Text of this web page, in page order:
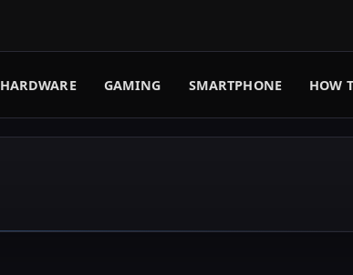
HARDWARE GAMING SMARTPHONE HOW